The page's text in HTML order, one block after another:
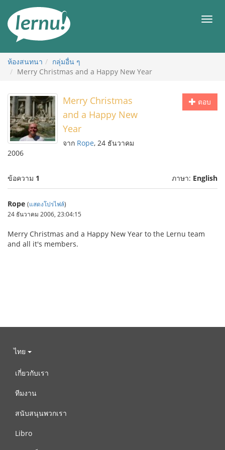
สารบัญ
เมนู
ห้องสนทนา
กลุ่มอื่น ๆ
Merry Christmas and a Happy New Year
ตอบ
Merry Christmas
and a Happy New
Year
จาก Rope, 24 ธันวาคม
2006
ข้อความ 1 ภาษา: English
Rope (แสดงโปรไฟล์)
24 ธันวาคม 2006, 23:04:15
Merry Christmas and a Happy New Year to the Lernu team
and all it's members.
ไทย
เกี่ยวกับเรา
ทีมงาน
สนับสนุนพวกเรา
Libro